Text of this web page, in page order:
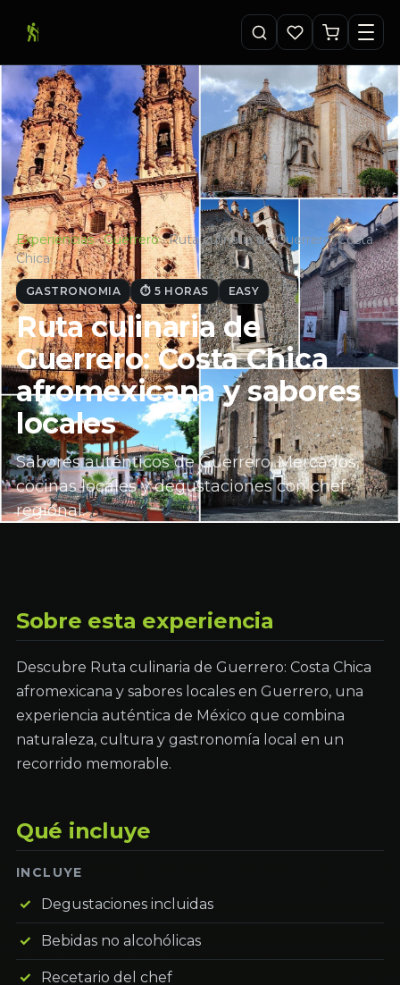
Experiencias · Guerrero · Ruta culinaria de Guerrero: Costa
Chica …
GASTRONOMIA ⏱ 5 HORAS EASY
Ruta culinaria de
Guerrero: Costa Chica
afromexicana y sabores
locales
Sabores auténticos de Guerrero. Mercados,
cocinas locales y degustaciones con chef
regional.
Sobre esta experiencia
Descubre Ruta culinaria de Guerrero: Costa Chica
afromexicana y sabores locales en Guerrero, una
experiencia auténtica de México que combina
naturaleza, cultura y gastronomía local en un
recorrido memorable.
Qué incluye
INCLUYE
Degustaciones incluidas
Bebidas no alcohólicas
Recetario del chef